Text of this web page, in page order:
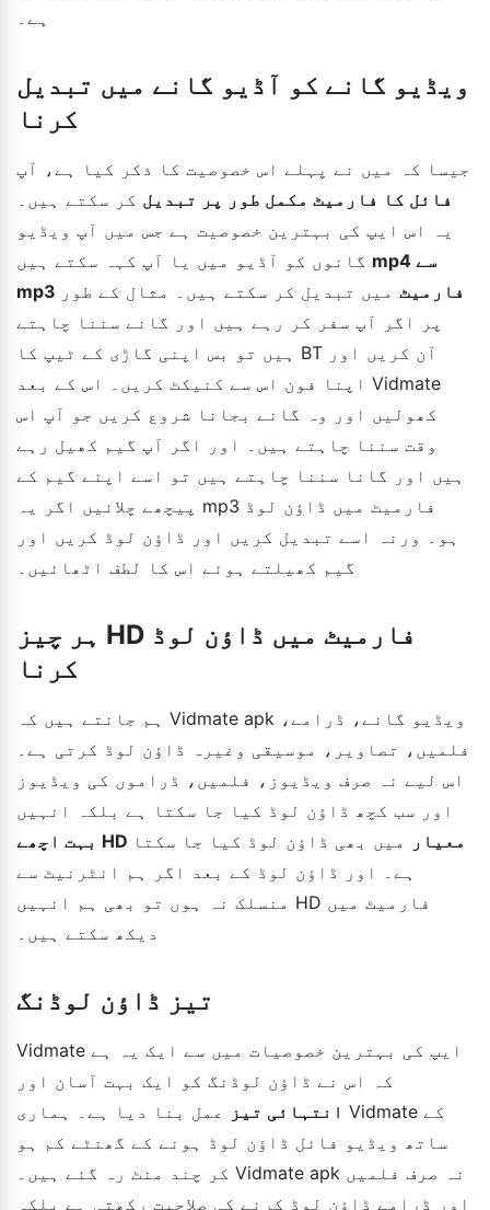
ہے۔
ویڈیو گانے کو آڈیو گانے میں تبدیل
کرنا
جیسا کہ میں نے پہلے اس خصوصیت کا ذکر کیا ہے، آپ
فائل کا فارمیٹ مکمل طور پر تبدیل کر سکتے ہیں۔
یہ اس ایپ کی بہترین خصوصیت ہے جس میں آپ ویڈیو
mp4 سے
mp3 فارمیٹ میں تبدیل کر سکتے ہیں۔ مثال کے طور
پر اگر آپ سفر کر رہے ہیں اور گانے سننا چاہتے
ہیں تو بس اپنی گاڑی کے ٹیپ کا BT آن کریں اور
اپنا فون اس سے کنیکٹ کریں۔ اس کے بعد Vidmate
کھولیں اور وہ گانے بجانا شروع کریں جو آپ اس
وقت سننا چاہتے ہیں۔ اور اگر آپ گیم کھیل رہے
ہیں اور گانا سننا چاہتے ہیں تو اسے اپنے گیم کے
پیچھے چلائیں اگر یہ mp3 فارمیٹ میں ڈاؤن لوڈ
ہو۔ ورنہ اسے تبدیل کریں اور ڈاؤن لوڈ کریں اور
گیم کھیلتے ہوئے اس کا لطف اٹھائیں۔
ہر چیز HD فارمیٹ میں ڈاؤن لوڈ
کرنا
ہم جانتے ہیں کہ Vidmate apk ویڈیو گانے، ڈرامے،
فلمیں، تصاویر، موسیقی وغیرہ ڈاؤن لوڈ کرتی ہے۔
اس لیے نہ صرف ویڈیوز، فلمیں، ڈراموں کی ویڈیوز
اور سب کچھ ڈاؤن لوڈ کیا جا سکتا ہے بلکہ انہیں
بہت اچھے HD معیار
میں بھی ڈاؤن لوڈ کیا جا سکتا
ہے۔ اور ڈاؤن لوڈ کے بعد اگر ہم انٹرنیٹ سے
منسلک نہ ہوں تو بھی ہم انہیں HD فارمیٹ میں
دیکھ سکتے ہیں۔
تیز ڈاؤن لوڈنگ
Vidmate ایپ کی بہترین خصوصیات میں سے ایک یہ ہے
کہ اس نے ڈاؤن لوڈنگ کو ایک بہت آسان اور
انتہائی تیز
عمل بنا دیا ہے۔ ہماری Vidmate کے
ساتھ ویڈیو فائل ڈاؤن لوڈ ہونے کے گھنٹے کم ہو
کر چند منٹ رہ گئے ہیں۔ Vidmate apk نہ صرف فلمیں
اور ڈرامے ڈاؤن لوڈ کرنے کی صلاحیت رکھتی ہے بلکہ